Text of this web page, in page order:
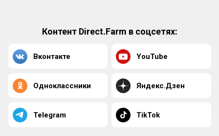
Контент Direct.Farm в соцсетях:
Вконтакте YouTube
Одноклассники Яндекс.Дзен
Telegram TikTok